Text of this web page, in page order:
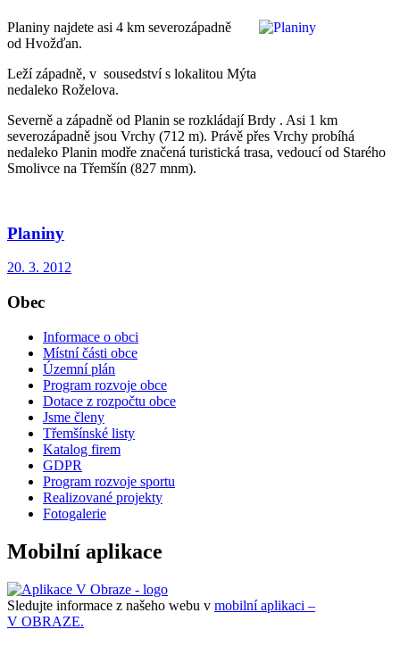
Planiny najdete asi 4 km severozápadně
od Hvožďan.
Leží západně, v sousedství s lokalitou Mýta
nedaleko Roželova.
Severně a západně od Planin se rozkládají Brdy . Asi 1 km
severozápadně jsou Vrchy (712 m). Právě přes Vrchy probíhá
nedaleko Planin modře značená turistická trasa, vedoucí od Starého
Smolivce na Třemšín (827 mnm).
Planiny
20. 3. 2012
Obec
Informace o obci
Místní části obce
Územní plán
Program rozvoje obce
Dotace z rozpočtu obce
Jsme členy
Třemšínské listy
Katalog firem
GDPR
Program rozvoje sportu
Realizované projekty
Fotogalerie
Mobilní aplikace
Sledujte informace z našeho webu v mobilní aplikaci –
V OBRAZE.